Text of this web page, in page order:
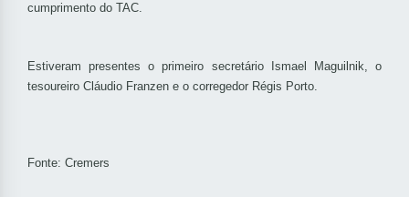
cumprimento do TAC.
Estiveram presentes o primeiro secretário Ismael Maguilnik, o
tesoureiro Cláudio Franzen e o corregedor Régis Porto.
Fonte: Cremers